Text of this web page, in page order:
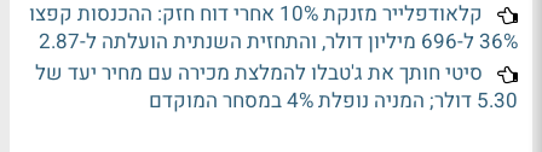
קלאודפלייר מזנקת 10% אחרי דוח חזק: ההכנסות קפצו
36% ל-696 מיליון דולר, והתחזית השנתית הועלתה ל-2.87
סיטי חותך את ג'טבלו להמלצת מכירה עם מחיר יעד של
5.30 דולר; המניה נופלת 4% במסחר המוקדם